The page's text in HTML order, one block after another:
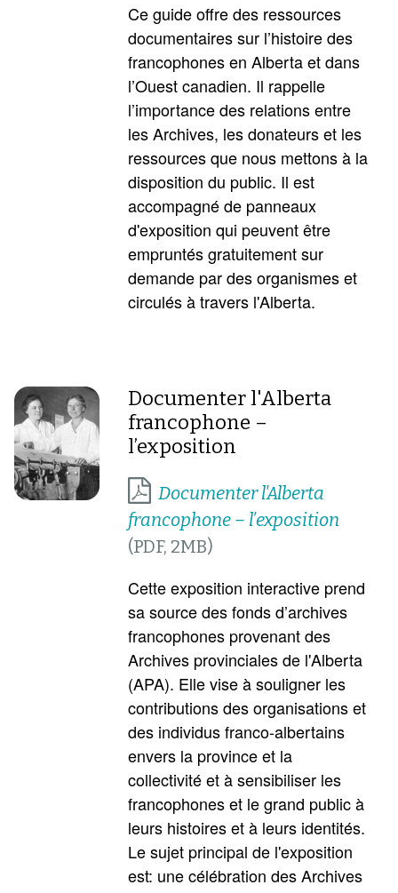
Ce guide offre des ressources
documentaires sur l’histoire des
francophones en Alberta et dans
l’Ouest canadien. Il rappelle
l’importance des relations entre
les Archives, les donateurs et les
ressources que nous mettons à la
disposition du public. Il est
accompagné de panneaux
d'exposition qui peuvent être
empruntés gratuitement sur
demande par des organismes et
circulés à travers l'Alberta.
Documenter l'Alberta
francophone –
l’exposition
Documenter l'Alberta
francophone – l’exposition
Cette exposition interactive prend
sa source des fonds d’archives
francophones provenant des
Archives provinciales de l'Alberta
(APA). Elle vise à souligner les
contributions des organisations et
des individus franco-albertains
envers la province et la
collectivité et à sensibiliser les
francophones et le grand public à
leurs histoires et à leurs identités.
Le sujet principal de l'exposition
est: une célébration des Archives